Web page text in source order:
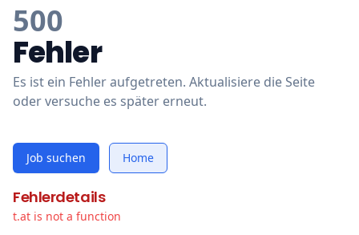
500
Fehler
Es ist ein Fehler aufgetreten. Aktualisiere die Seite
oder versuche es später erneut.
Job suchen Home
Fehlerdetails
t.at is not a function